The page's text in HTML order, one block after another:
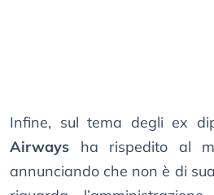
Infine, sul tema degli ex
Airways ha rispedito al
annunciando che non è di